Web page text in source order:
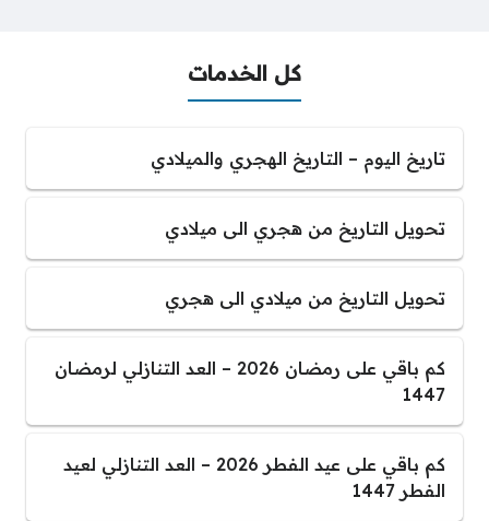
كل الخدمات
تاريخ اليوم – التاريخ الهجري والميلادي
تحويل التاريخ من هجري الى ميلادي
تحويل التاريخ من ميلادي الى هجري
كم باقي على رمضان 2026 – العد التنازلي لرمضان
1447
كم باقي على عيد الفطر 2026 – العد التنازلي لعيد
الفطر 1447